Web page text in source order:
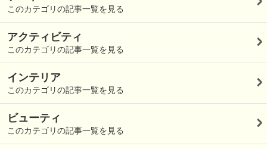
このカテゴリの記事一覧を見る
アクティビティ
このカテゴリの記事一覧を見る
インテリア
このカテゴリの記事一覧を見る
ビューティ
このカテゴリの記事一覧を見る